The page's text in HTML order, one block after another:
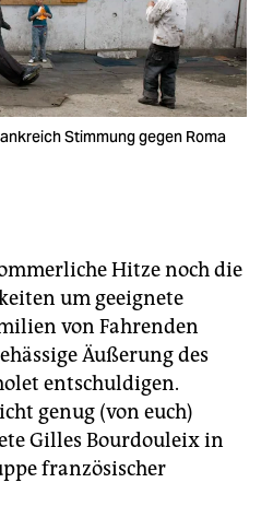
Stimmung gegen Roma
Hitze noch die
um geeignete
von Fahrenden
Äußerung des
entschuldigen.
genug (von euch)
Gilles Bourdouleix in
französischer